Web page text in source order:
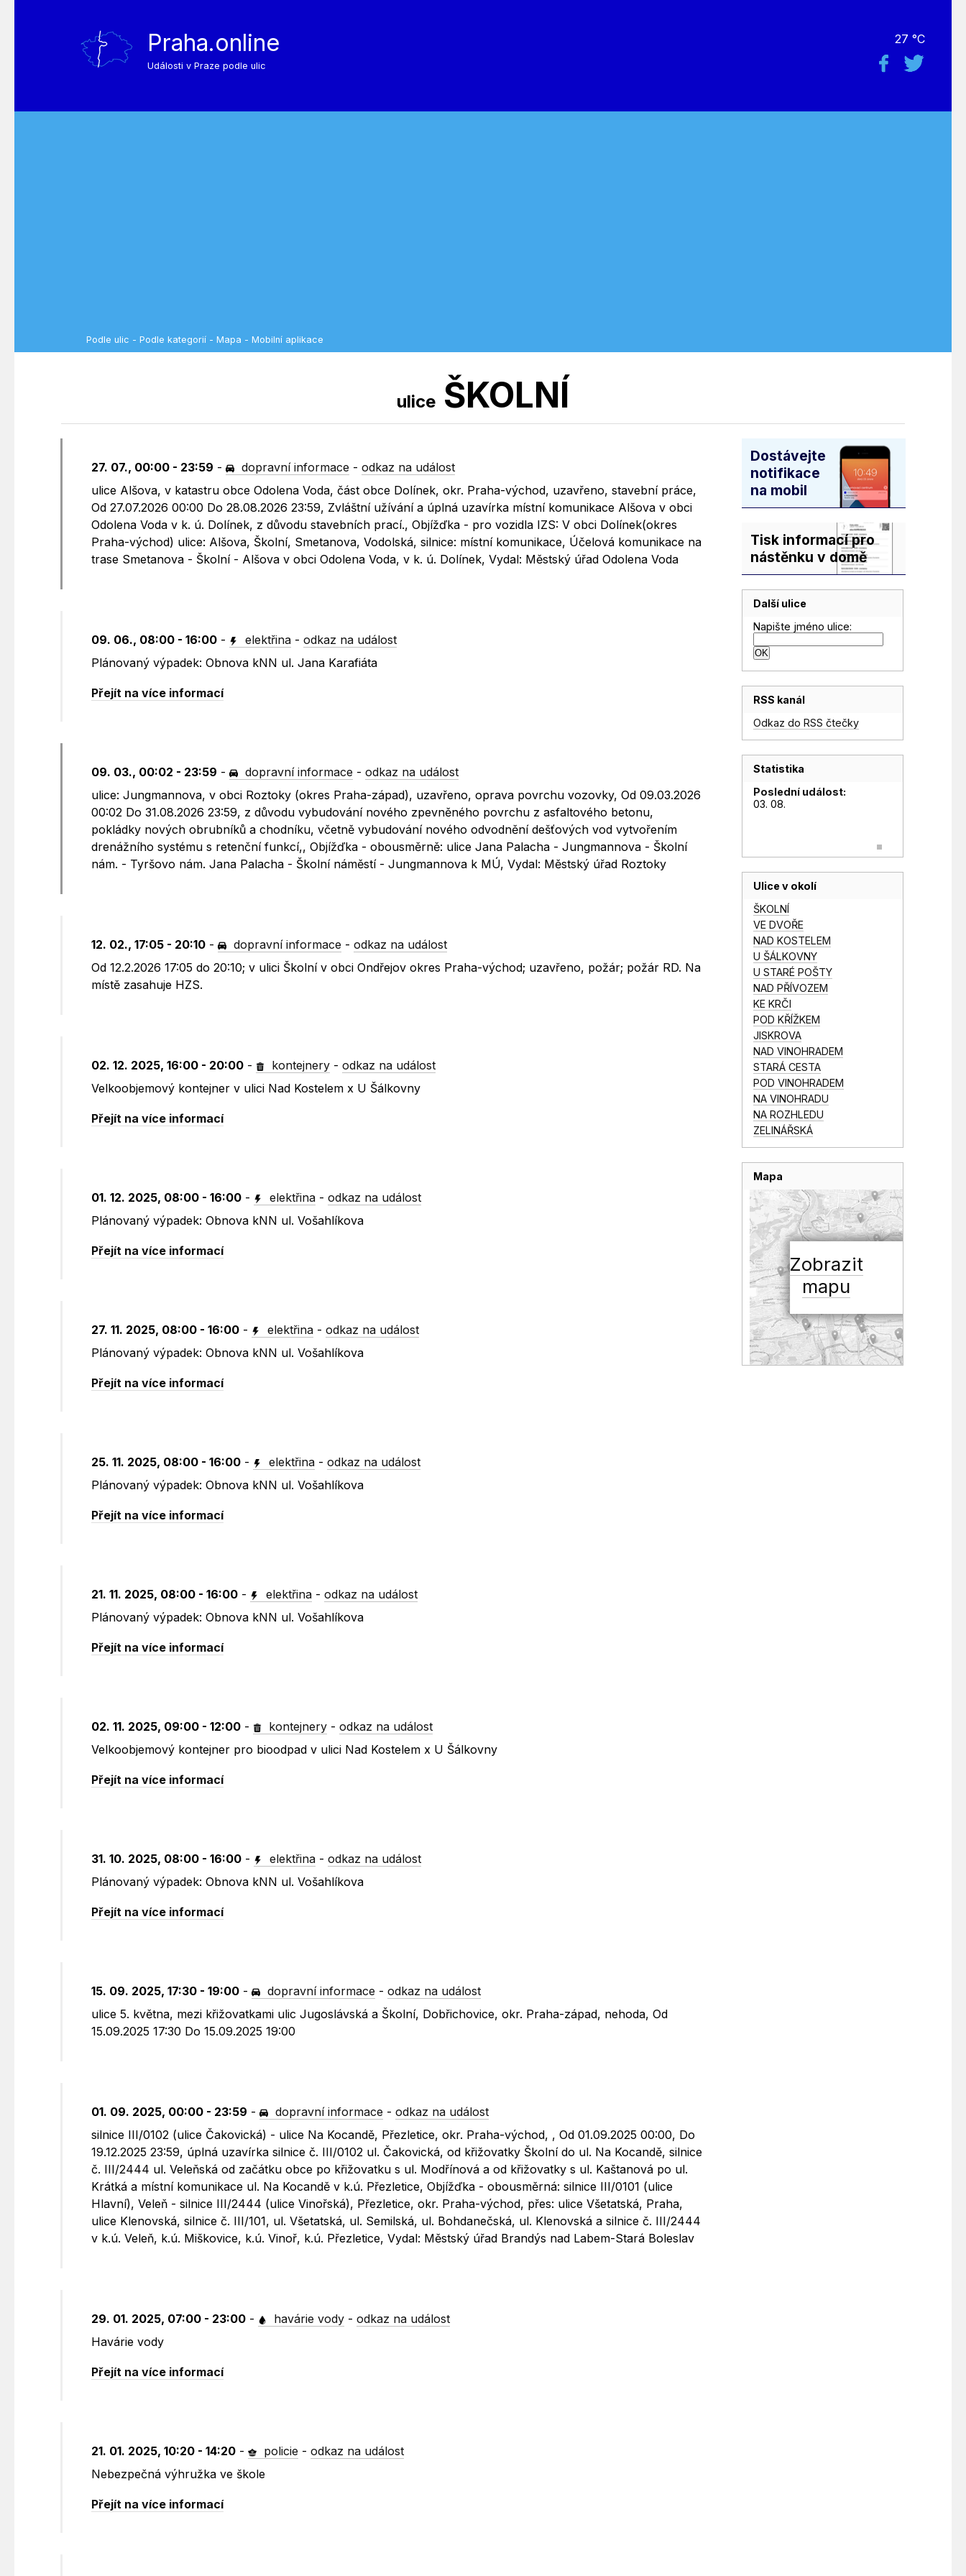
Praha.online
Události v Praze podle ulic
27 °C
Podle ulic - Podle kategorií - Mapa - Mobilní aplikace
ulice ŠKOLNÍ
27. 07., 00:00 - 23:59 - dopravní informace -odkaz na událost
ulice Alšova, v katastru obce Odolena Voda, část obce Dolínek, okr. Praha-východ, uzavřeno, stavební práce,
Od 27.07.2026 00:00 Do 28.08.2026 23:59, Zvláštní užívání a úplná uzavírka místní komunikace Alšova v obci
Odolena Voda v k. ú. Dolínek, z důvodu stavebních prací., Objížďka - pro vozidla IZS: V obci Dolínek(okres
Praha-východ) ulice: Alšova, Školní, Smetanova, Vodolská, silnice: místní komunikace, Účelová komunikace na
trase Smetanova - Školní - Alšova v obci Odolena Voda, v k. ú. Dolínek, Vydal: Městský úřad Odolena Voda
09. 06., 08:00 - 16:00 - elektřina -odkaz na událost
Plánovaný výpadek: Obnova kNN ul. Jana Karafiáta
Přejít na více informací
09. 03., 00:02 - 23:59 - dopravní informace -odkaz na událost
ulice: Jungmannova, v obci Roztoky (okres Praha-západ), uzavřeno, oprava povrchu vozovky, Od 09.03.2026
00:02 Do 31.08.2026 23:59, z důvodu vybudování nového zpevněného povrchu z asfaltového betonu,
pokládky nových obrubníků a chodníku, včetně vybudování nového odvodnění dešťových vod vytvořením
drenážního systému s retenční funkcí,, Objížďka - obousměrně: ulice Jana Palacha - Jungmannova - Školní
nám. - Tyršovo nám. Jana Palacha - Školní náměstí - Jungmannova k MÚ, Vydal: Městský úřad Roztoky
12. 02., 17:05 - 20:10 - dopravní informace -odkaz na událost
Od 12.2.2026 17:05 do 20:10; v ulici Školní v obci Ondřejov okres Praha-východ; uzavřeno, požár; požár RD. Na
místě zasahuje HZS.
02. 12. 2025, 16:00 - 20:00 - kontejnery -odkaz na událost
Velkoobjemový kontejner v ulici Nad Kostelem x U Šálkovny
Přejít na více informací
01. 12. 2025, 08:00 - 16:00 - elektřina -odkaz na událost
Plánovaný výpadek: Obnova kNN ul. Vošahlíkova
Přejít na více informací
27. 11. 2025, 08:00 - 16:00 - elektřina -odkaz na událost
Plánovaný výpadek: Obnova kNN ul. Vošahlíkova
Přejít na více informací
25. 11. 2025, 08:00 - 16:00 - elektřina -odkaz na událost
Plánovaný výpadek: Obnova kNN ul. Vošahlíkova
Přejít na více informací
21. 11. 2025, 08:00 - 16:00 - elektřina -odkaz na událost
Plánovaný výpadek: Obnova kNN ul. Vošahlíkova
Přejít na více informací
02. 11. 2025, 09:00 - 12:00 - kontejnery -odkaz na událost
Velkoobjemový kontejner pro bioodpad v ulici Nad Kostelem x U Šálkovny
Přejít na více informací
31. 10. 2025, 08:00 - 16:00 - elektřina -odkaz na událost
Plánovaný výpadek: Obnova kNN ul. Vošahlíkova
Přejít na více informací
15. 09. 2025, 17:30 - 19:00 - dopravní informace -odkaz na událost
ulice 5. května, mezi křižovatkami ulic Jugoslávská a Školní, Dobřichovice, okr. Praha-západ, nehoda, Od
15.09.2025 17:30 Do 15.09.2025 19:00
01. 09. 2025, 00:00 - 23:59 - dopravní informace -odkaz na událost
silnice III/0102 (ulice Čakovická) - ulice Na Kocandě, Přezletice, okr. Praha-východ, , Od 01.09.2025 00:00, Do
19.12.2025 23:59, úplná uzavírka silnice č. III/0102 ul. Čakovická, od křižovatky Školní do ul. Na Kocandě, silnice
č. III/2444 ul. Veleňská od začátku obce po křižovatku s ul. Modřínová a od křižovatky s ul. Kaštanová po ul.
Krátká a místní komunikace ul. Na Kocandě v k.ú. Přezletice, Objížďka - obousměrná: silnice III/0101 (ulice
Hlavní), Veleň - silnice III/2444 (ulice Vinořská), Přezletice, okr. Praha-východ, přes: ulice Všetatská, Praha,
ulice Klenovská, silnice č. III/101, ul. Všetatská, ul. Semilská, ul. Bohdanečská, ul. Klenovská a silnice č. III/2444
v k.ú. Veleň, k.ú. Miškovice, k.ú. Vinoř, k.ú. Přezletice, Vydal: Městský úřad Brandýs nad Labem-Stará Boleslav
29. 01. 2025, 07:00 - 23:00 - havárie vody -odkaz na událost
Havárie vody
Přejít na více informací
21. 01. 2025, 10:20 - 14:20 - policie -odkaz na událost
Nebezpečná výhružka ve škole
Přejít na více informací
Dostávejte
notifikace
na mobil
Tisk informací pro
nástěnku v domě
Další ulice
Napište jméno ulice:
RSS kanál
Odkaz do RSS čtečky
Statistika
Poslední událost:
03. 08.
Ulice v okolí
ŠKOLNÍ
VE DVOŘE
NAD KOSTELEM
U ŠÁLKOVNY
U STARÉ POŠTY
NAD PŘÍVOZEM
KE KRČI
POD KŘÍŽKEM
JISKROVA
NAD VINOHRADEM
STARÁ CESTA
POD VINOHRADEM
NA VINOHRADU
NA ROZHLEDU
ZELINÁŘSKÁ
Mapa
Zobrazit
mapu